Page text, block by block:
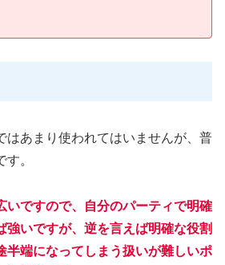
はあまり使われてはいませんが、普
。
いですので、自分のパーティで明確
強いですが、逆を言えば明確な役割
半端になってしまう扱いが難しいポ